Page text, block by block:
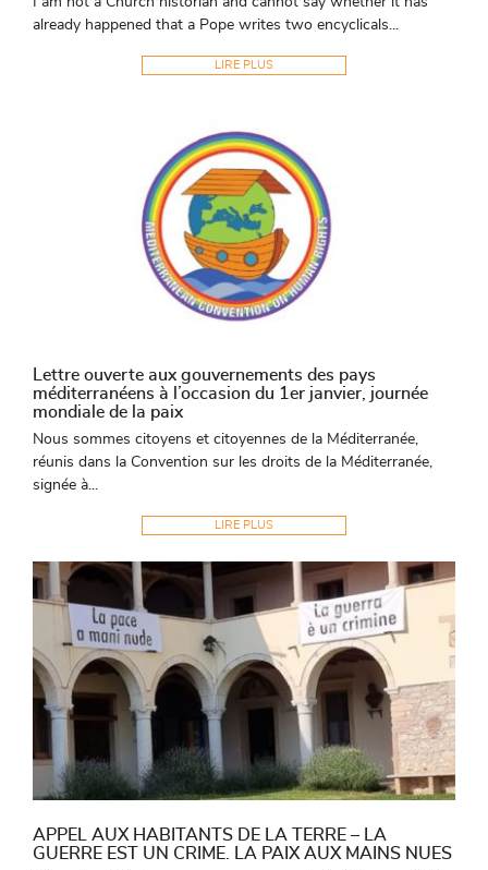
already happened that a Pope writes two encyclicals...
LIRE PLUS
Lettre ouverte aux gouvernements des pays
méditerranéens à l’occasion du 1er janvier, journée
mondiale de la paix
Nous sommes citoyens et citoyennes de la Méditerranée,
réunis dans la Convention sur les droits de la Méditerranée,
signée à...
LIRE PLUS
APPEL AUX HABITANTS DE LA TERRE – LA
GUERRE EST UN CRIME. LA PAIX AUX MAINS NUES